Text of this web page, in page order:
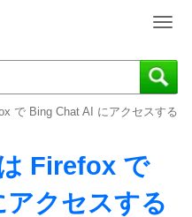
T
g
g
i
で Bing Chat AI にアクセスする
Firefox で
クセスする